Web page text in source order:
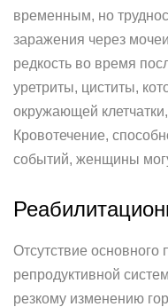
временным, но
заражения через
редкость во время
уретриты, циститы,
окружающей
Кровотечение,
событий, женщины
Отсутствие основного
репродуктивной
резкому изменению